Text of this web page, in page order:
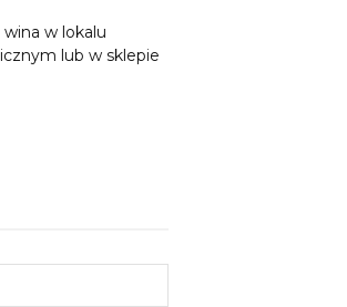
wina w lokalu
lub w sklepie